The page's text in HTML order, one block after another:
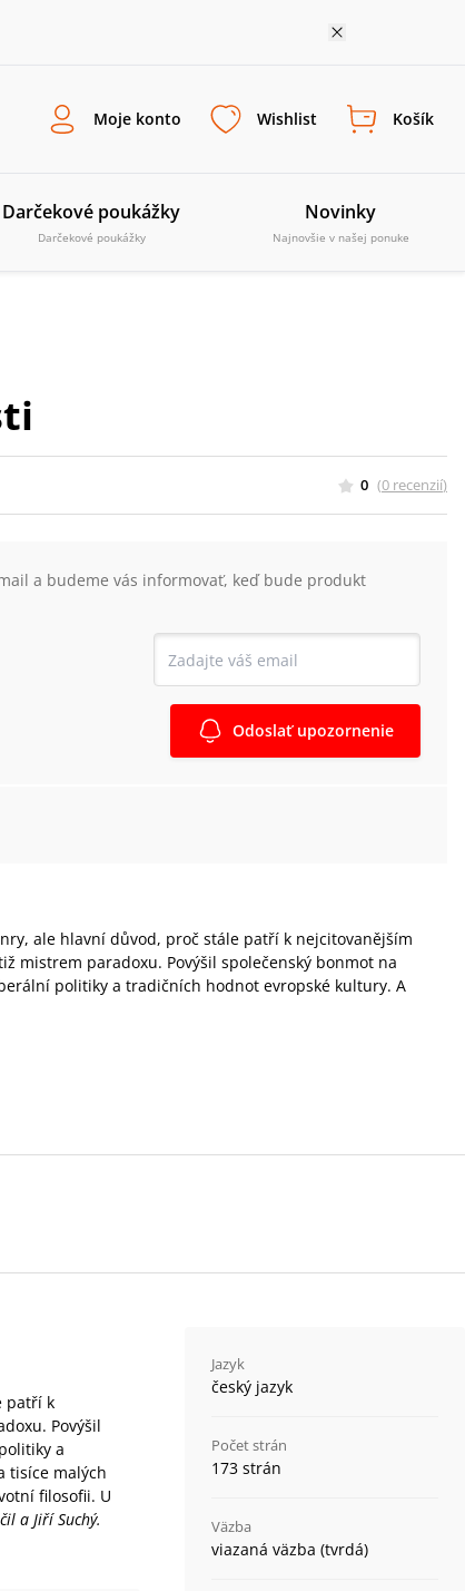
Moje konto Wishlist Košík
Darčekové poukážky
Darčekové poukážky
Novinky
Najnovšie v našej ponuke
0 (0 recenzií)
a budeme vás informovať, keď bude produkt
Odoslať upozornenie
ale hlavní důvod, proč stále patří k nejcitovanějším
mistrem paradoxu. Povýšil společenský bonmot na
politiky a tradičních hodnot evropské kultury. A
patří k
Povýšil
a
tisíce malých
filosofii. U
a Jiří Suchý.
Jazyk
český jazyk
Počet strán
173 strán
Väzba
viazaná väzba (tvrdá)